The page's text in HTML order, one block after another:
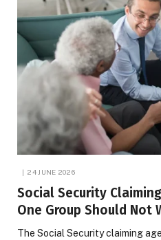
24 JUNE 2026
Social Security
One Group Should Not
The Social Security claiming